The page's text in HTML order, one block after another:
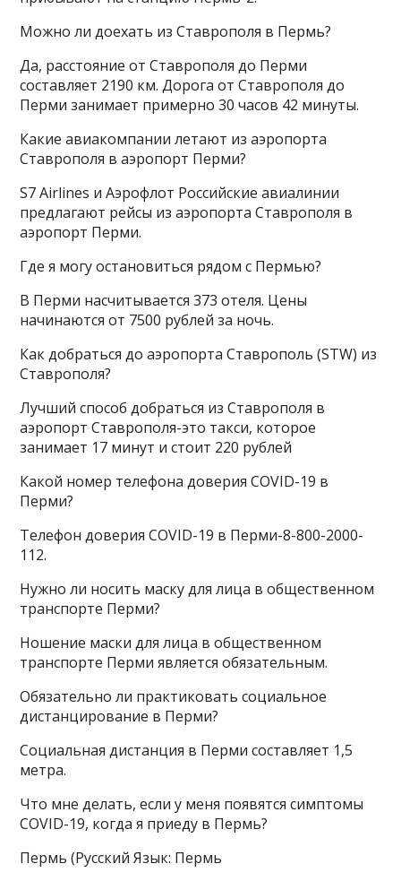
Можно ли доехать из Ставрополя в Пермь?
Да, расстояние от Ставрополя до Перми
составляет 2190 км. Дорога от Ставрополя до
Перми занимает примерно 30 часов 42 минуты.
Какие авиакомпании летают из аэропорта
Ставрополя в аэропорт Перми?
S7 Airlines и Аэрофлот Российские авиалинии
предлагают рейсы из аэропорта Ставрополя в
аэропорт Перми.
Где я могу остановиться рядом с Пермью?
В Перми насчитывается 373 отеля. Цены
начинаются от 7500 рублей за ночь.
Как добраться до аэропорта Ставрополь (STW) из
Ставрополя?
Лучший способ добраться из Ставрополя в
аэропорт Ставрополя-это такси, которое
занимает 17 минут и стоит 220 рублей
Какой номер телефона доверия COVID-19 в
Перми?
Телефон доверия COVID-19 в Перми-8-800-2000-
112.
Нужно ли носить маску для лица в общественном
транспорте Перми?
Ношение маски для лица в общественном
транспорте Перми является обязательным.
Обязательно ли практиковать социальное
дистанцирование в Перми?
Социальная дистанция в Перми составляет 1,5
метра.
Что мне делать, если у меня появятся симптомы
COVID-19, когда я приеду в Пермь?
Пермь (Русский Язык: Пермь